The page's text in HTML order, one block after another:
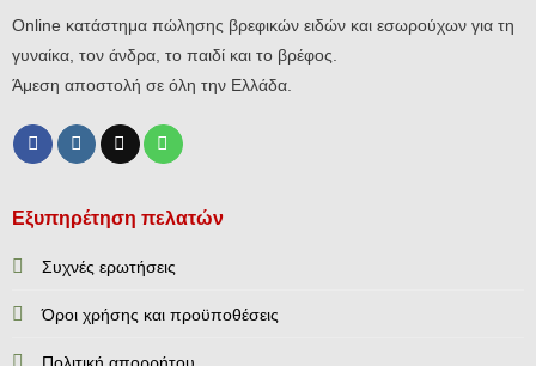
Online κατάστημα πώλησης βρεφικών ειδών και εσωρούχων για τη
γυναίκα, τον άνδρα, το παιδί και το βρέφος.
Άμεση αποστολή σε όλη την Ελλάδα.
Εξυπηρέτηση πελατών
Συχνές ερωτήσεις
Όροι χρήσης και προϋποθέσεις
Πολιτική απορρήτου